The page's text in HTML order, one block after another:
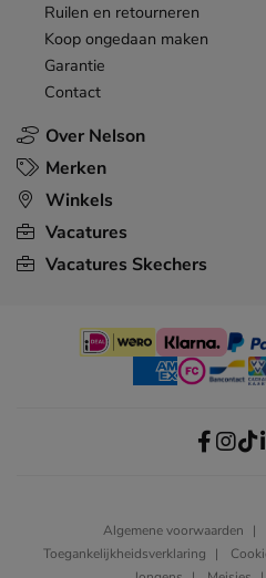
Over Nelson
Ruilen en retourneren
Koop ongedaan maken
Garantie
Contact
Merken
Winkels
Vacatures
Vacatures Skechers
Algemene voorwaarden
Toegankelijkheidsverklaring